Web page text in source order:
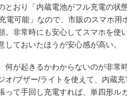
とおり「内蔵電池がフル充電の状
電可能」なので、市販のスマホ用
。非常時にも安心してスマホを使
しておいたほうが安心感が高い。
何が起きるかわからないのが非常
オ/ブザー/ライトを使えて、内蔵
って手回し充電すれば、単四形ル